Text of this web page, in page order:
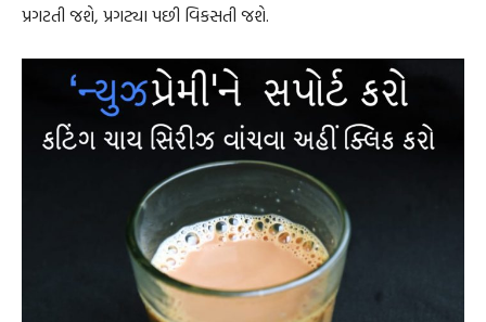
પ્રગટતી જશે, પ્રગટ્યા પછી વિકસતી જશે.